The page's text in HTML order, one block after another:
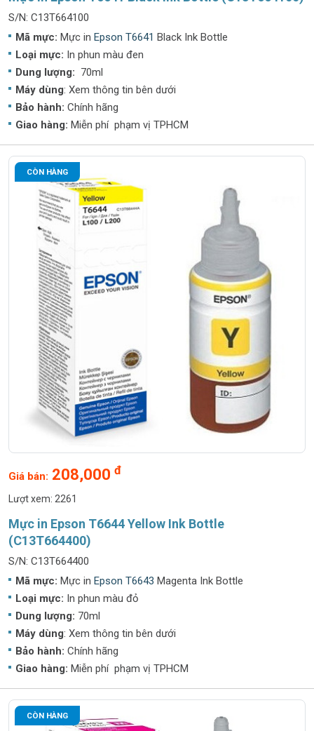
S/N: C13T664100
Mã mực: Mực in Epson T6641 Black Ink Bottle
Loại mực: In phun màu đen
Dung lượng: 70ml
Máy dùng: Xem thông tin bên dưới
Bảo hành: Chính hãng
Giao hàng: Miễn phí phạm vị TPHCM
CÒN HÀNG
Mực in Epson T6644 Yellow Ink Bottle
(C13T664400)
S/N: C13T664400
Mã mực: Mực in Epson T6643 Magenta Ink Bottle
Loại mực: In phun màu đỏ
Dung lượng: 70ml
Máy dùng: Xem thông tin bên dưới
Bảo hành: Chính hãng
Giao hàng: Miễn phí phạm vị TPHCM
Giá bán: 208,000 đ
Lượt xem: 2261
CÒN HÀNG